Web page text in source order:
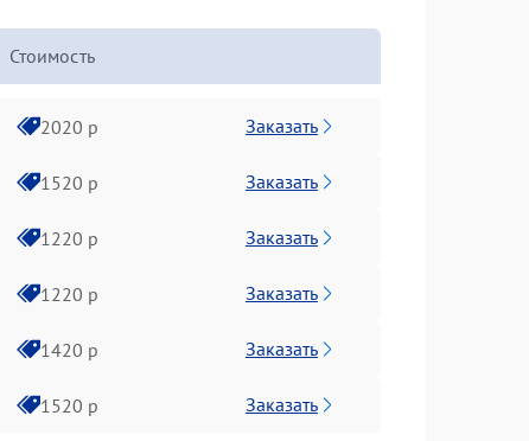
Стоимость
2020 р Заказать
1520 р Заказать
1220 р Заказать
1220 р Заказать
1420 р Заказать
1520 р Заказать